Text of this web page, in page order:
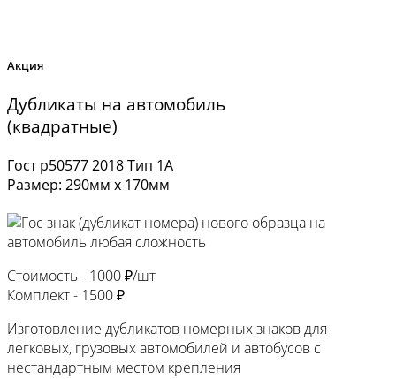
Акция
Дубликаты на автомобиль
(квадратные)
Гост р50577 2018 Тип 1А
Размер: 290мм х 170мм
Стоимость - 1000 ₽/шт
Комплект - 1500 ₽
Изготовление дубликатов номерных знаков для
легковых, грузовых автомобилей и автобусов с
нестандартным местом крепления